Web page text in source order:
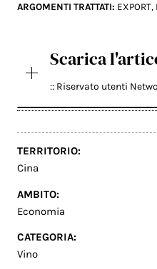
ARGOMENTI TRATTATI: EXPORT,
Scarica
:: Riservato utenti
TERRITORIO:
Cina
AMBITO:
Economia
CATEGORIA:
Vino